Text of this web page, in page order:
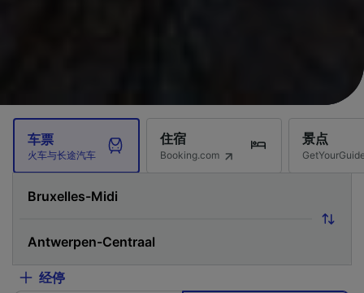
车票
火车与长途汽车
住宿
Booking.com
景点
经停